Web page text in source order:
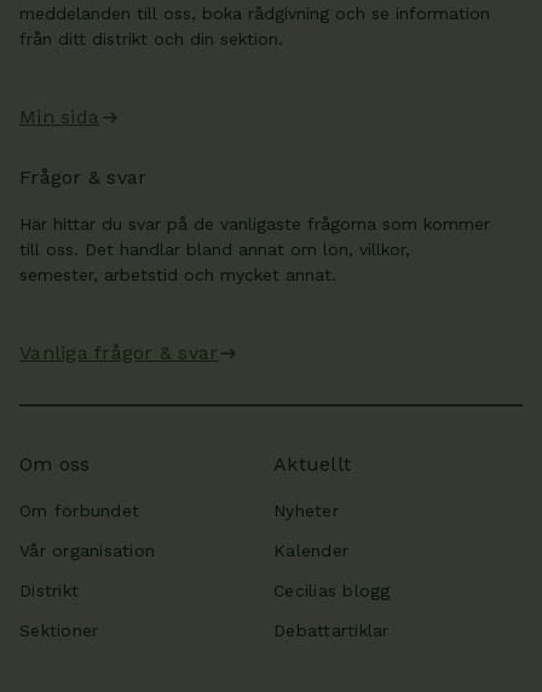
meddelanden till oss, boka rådgivning och se information
från ditt distrikt och din sektion.
Min sida
Frågor & svar
Här hittar du svar på de vanligaste frågorna som kommer
till oss. Det handlar bland annat om lön, villkor,
semester, arbetstid och mycket annat.
Vanliga frågor & svar
Om oss
Om förbundet
Vår organisation
Distrikt
Sektioner
Aktuellt
Nyheter
Kalender
Cecilias blogg
Debattartiklar